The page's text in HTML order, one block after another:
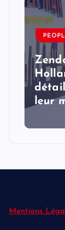
leur
Mentions